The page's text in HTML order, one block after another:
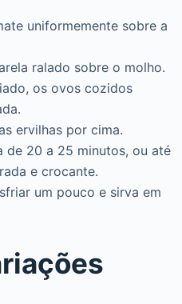
uniformemente sobre a
ralado sobre o molho.
os ovos cozidos
ervilhas por cima.
de 20 a 25 minutos, ou até
e crocante.
um pouco e sirva em